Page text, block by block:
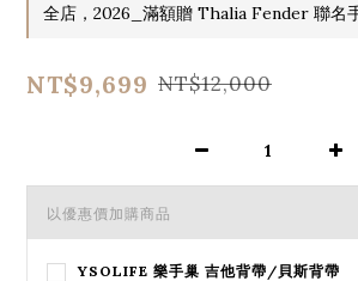
全店，2026_滿額贈 Thalia Fender 聯名
NT$9,699 NT$12,000
以優惠價加購商品
YSOLIFE 樂手巢 吉他背帶/貝斯背帶